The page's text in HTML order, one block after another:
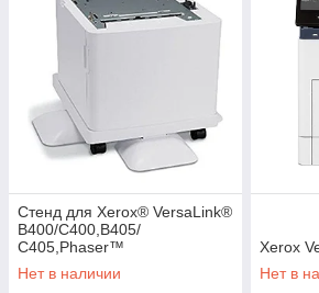
Стенд для Xerox® VersaLink®
B400/C400,B405/
C405,Phaser™
3610/6600,WorkCentre™
3615/6605
Нет в наличии
Xerox
Нет в